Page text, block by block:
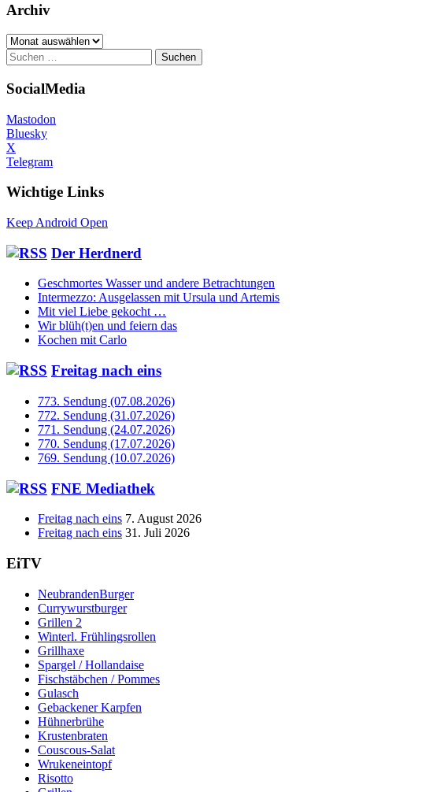
Archiv
Archiv
Suchen
nach:
SocialMedia
Mastodon
Bluesky
X
Telegram
Wichtige Links
Keep Android Open
Der Herdnerd
Geschmortes Wasser und andere Betrachtungen
Intermezzo: Ausgelassen mit Ursula und Artemis
Mit viel Liebe gekocht …
Wir blüh(t)en und feiern das
Kochen mit Carlo
Freitag nach eins
773. Sendung (07.08.2026)
772. Sendung (31.07.2026)
771. Sendung (24.07.2026)
770. Sendung (17.07.2026)
769. Sendung (10.07.2026)
FNE Mediathek
Freitag nach eins 7. August 2026
Freitag nach eins 31. Juli 2026
EiTV
NeubrandenBurger
Currywurstburger
Grillen 2
Winterl. Frühlingsrollen
Grillhaxe
Spargel / Hollandaise
Fischstäbchen / Pommes
Gulasch
Gebackener Karpfen
Hühnerbrühe
Krustenbraten
Couscous-Salat
Wrukeneintopf
Risotto